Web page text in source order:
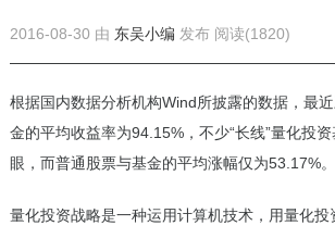
2016-08-30 由 东吴小编 发布 阅读(1820)
根据国内数据分析机构Wind所披露的数据，最
金的平均收益率为94.15%，不少“长线”量化投
眼，而普通股票与基金的平均涨幅仅为53.17%。
量化投资战略是一种运用计算机技术，用量化投